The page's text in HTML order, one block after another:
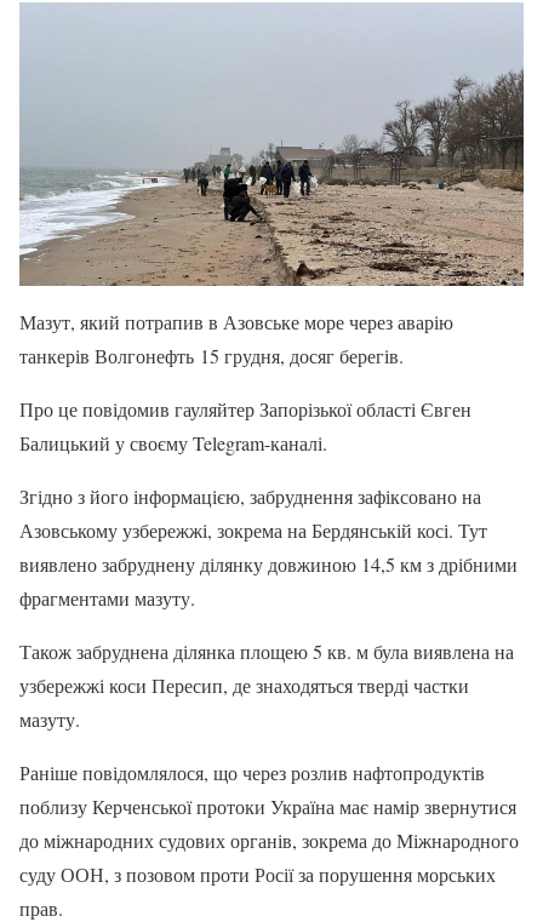
Мазут, який потрапив в Азовське море через аварію
танкерів Волгонефть 15 грудня, досяг берегів.
Про це повідомив гауляйтер Запорізької області Євген
Балицький у своєму Telegram-каналі.
Згідно з його інформацією, забруднення зафіксовано на
Азовському узбережжі, зокрема на Бердянській косі. Тут
виявлено забруднену ділянку довжиною 14,5 км з дрібними
фрагментами мазуту.
Також забруднена ділянка площею 5 кв. м була виявлена на
узбережжі коси Пересип, де знаходяться тверді частки
мазуту.
Раніше повідомлялося, що через розлив нафтопродуктів
поблизу Керченської протоки Україна має намір звернутися
до міжнародних судових органів, зокрема до Міжнародного
суду ООН, з позовом проти Росії за порушення морських
прав.